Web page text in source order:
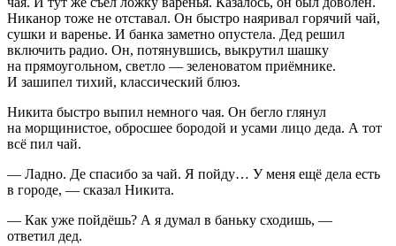
Никанор тоже не отставал. Он быстро наяривал горячий чай,
сушки и варенье. И банка заметно опустела. Дед решил
включить радио. Он, потянувшись, выкрутил шашку
на прямоугольном, светло — зеленоватом приёмнике.
И зашипел тихий, классический блюз.
Никита быстро выпил немного чая. Он бегло глянул
на морщинистое, обросшее бородой и усами лицо деда. А тот
всё пил чай.
— Ладно. Де спасибо за чай. Я пойду… У меня ещё дела есть
в городе, — сказал Никита.
— Как уже пойдёшь? А я думал в баньку сходишь, —
ответил дед.